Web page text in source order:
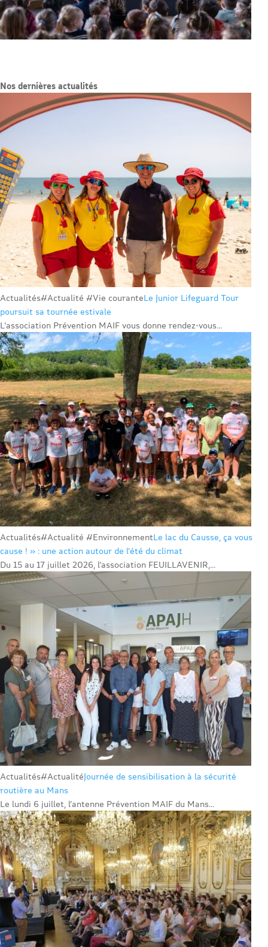
Nos dernières actualités
Actualités#Actualité #Vie couranteLe Junior Lifeguard Tour
poursuit sa tournée estivale
L’association Prévention MAIF vous donne rendez-vous...
Actualités#Actualité #EnvironnementLe lac du Causse, ça vous
cause ! » : une action autour de l’été du climat
Du 15 au 17 juillet 2026, l’association FEUILLAVENIR,...
Actualités#ActualitéJournée de sensibilisation à la sécurité
routière au Mans
Le lundi 6 juillet, l’antenne Prévention MAIF du Mans...